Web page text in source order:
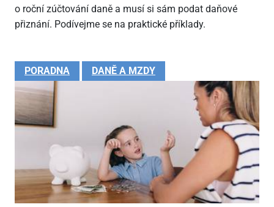
o roční zúčtování daně a musí si sám podat daňové
přiznání. Podívejme se na praktické příklady.
PORADNA DANĚ A MZDY